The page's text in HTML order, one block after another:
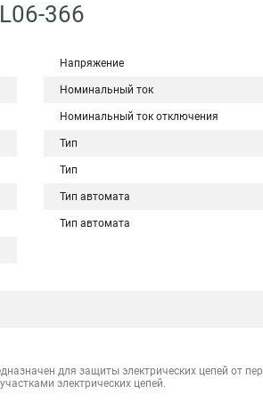
366
Напряжение
Номинальный ток
Номинальный ток отключения
Тип
Тип
Тип автомата
Тип автомата
для защиты электрических цепей от
электрических цепей.